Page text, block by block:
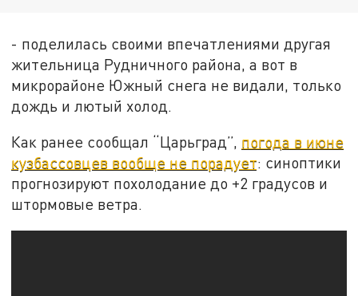
- поделилась своими впечатлениями другая
жительница Рудничного района, а вот в
микрорайоне Южный снега не видали, только
дождь и лютый холод.
Как ранее сообщал “Царьград”, погода в июне
кузбассовцев вообще не порадует: синоптики
прогнозируют похолодание до +2 градусов и
штормовые ветра.